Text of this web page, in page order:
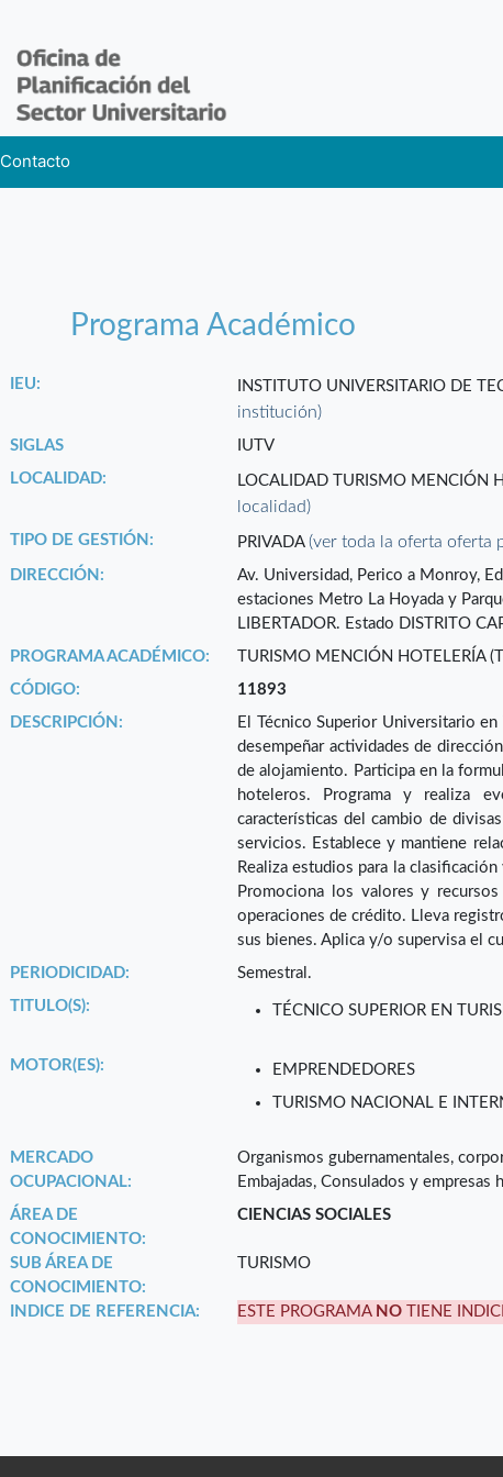
Contacto
Programa Académico
IEU: INSTITUTO UNIVERSITARIO DE
institución)
SIGLAS
IUTV
LOCALIDAD:
LOCALIDAD TURISMO MENCIÓN
localidad)
TIPO DE GESTIÓN: PRIVADA(ver toda la oferta oferta
DIRECCIÓN:
Av. Universidad, Perico a Monroy,
estaciones Metro La Hoyada y
LIBERTADOR. Estado DISTRITO
PROGRAMA ACADÉMICO:
TURISMO MENCIÓN HOTELERÍA
CÓDIGO:
11893
DESCRIPCIÓN:
El Técnico Superior Universitario
desempeñar actividades de
de alojamiento. Participa en la
hoteleros. Programa y realiza
características del cambio de
servicios. Establece y mantiene
Realiza estudios para la
Promociona los valores y
operaciones de crédito. Lleva
sus bienes. Aplica y/o supervisa el
PERIODICIDAD:
Semestral.
TITULO(S):
TÉCNICO SUPERIOR EN
MOTOR(ES):
EMPRENDEDORES
TURISMO NACIONAL E
MERCADO
OCUPACIONAL:
Organismos gubernamentales,
Embajadas, Consulados y empresas
ÁREA DE
CONOCIMIENTO:
CIENCIAS SOCIALES
SUB ÁREA DE
CONOCIMIENTO:
TURISMO
INDICE DE REFERENCIA: ESTE PROGRAMA NO TIENE